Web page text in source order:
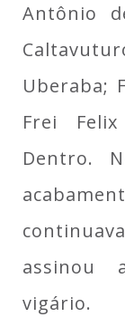
Antônio
Uberaba;
Frei
Dentro.
assinou
vigário.